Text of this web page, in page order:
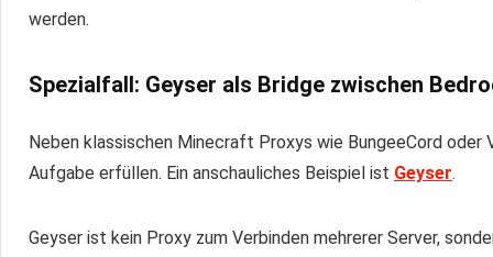
werden.
Spezialfall: Geyser als Bridge zwischen
Neben klassischen Minecraft Proxys wie BungeeCord
Aufgabe erfüllen. Ein anschauliches Beispiel ist Geyser.
Geyser ist kein Proxy zum Verbinden mehrerer Server,